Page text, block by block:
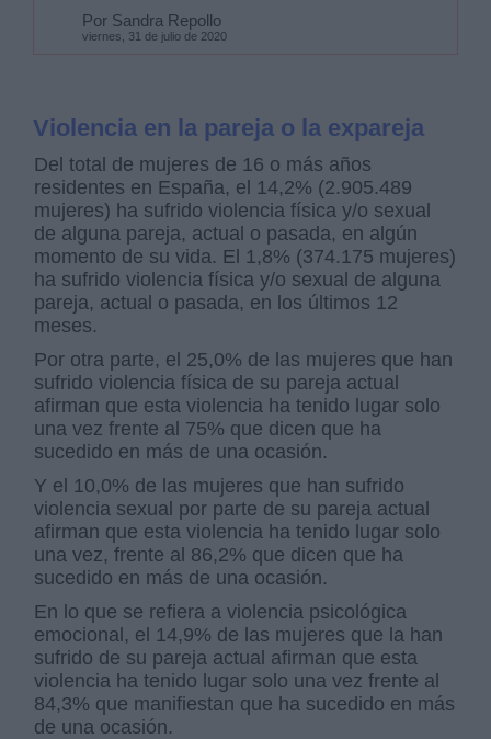
Por Sandra Repollo
viernes, 31 de julio de 2020
Violencia en la pareja o la expareja
Del total de mujeres de 16 o más años
residentes en España, el 14,2% (2.905.489
mujeres) ha sufrido violencia física y/o sexual
de alguna pareja, actual o pasada, en algún
momento de su vida. El 1,8% (374.175 mujeres)
ha sufrido violencia física y/o sexual de alguna
pareja, actual o pasada, en los últimos 12
meses.
Por otra parte, el 25,0% de las mujeres que han
sufrido violencia física de su pareja actual
afirman que esta violencia ha tenido lugar solo
una vez frente al 75% que dicen que ha
sucedido en más de una ocasión.
Y el 10,0% de las mujeres que han sufrido
violencia sexual por parte de su pareja actual
afirman que esta violencia ha tenido lugar solo
una vez, frente al 86,2% que dicen que ha
sucedido en más de una ocasión.
En lo que se refiera a violencia psicológica
emocional, el 14,9% de las mujeres que la han
sufrido de su pareja actual afirman que esta
violencia ha tenido lugar solo una vez frente al
84,3% que manifiestan que ha sucedido en más
de una ocasión.